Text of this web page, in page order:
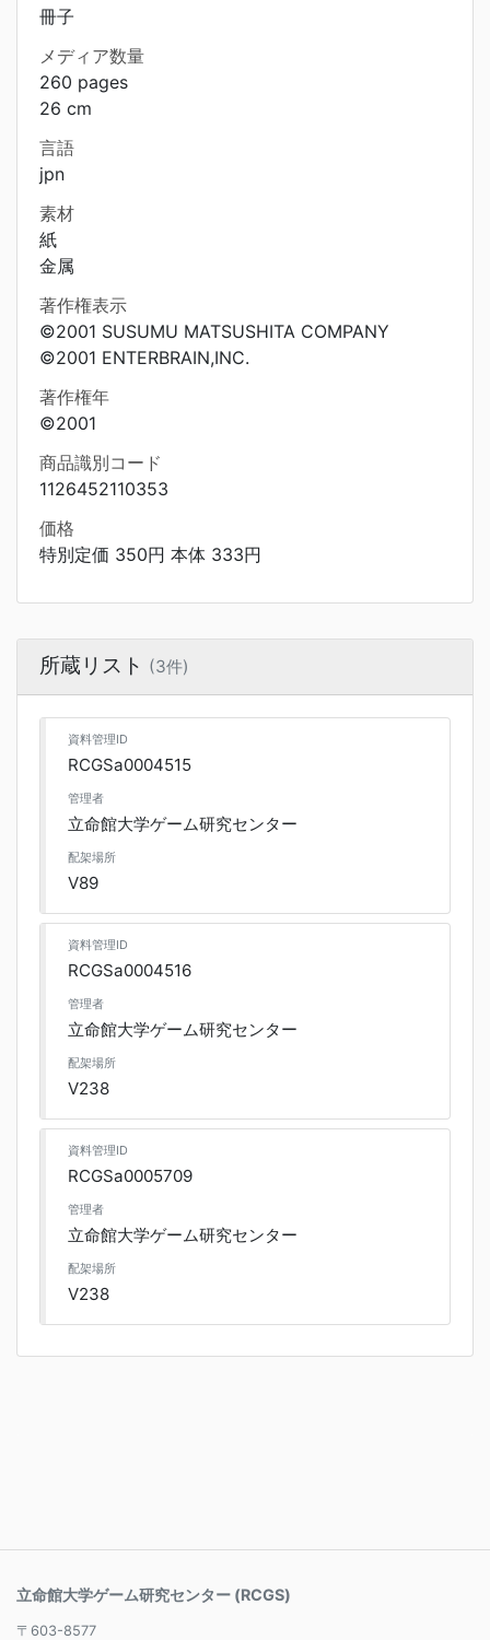
冊子
メディア数量
260 pages
26 cm
言語
jpn
素材
紙
金属
著作権表示
©2001 SUSUMU MATSUSHITA COMPANY
©2001 ENTERBRAIN,INC.
著作権年
©2001
商品識別コード
1126452110353
価格
特別定価 350円 本体 333円
所蔵リスト (3件)
資料管理ID
RCGSa0004515
管理者
立命館大学ゲーム研究センター
配架場所
V89
資料管理ID
RCGSa0004516
管理者
立命館大学ゲーム研究センター
配架場所
V238
資料管理ID
RCGSa0005709
管理者
立命館大学ゲーム研究センター
配架場所
V238
立命館大学ゲーム研究センター (RCGS)
〒603-8577